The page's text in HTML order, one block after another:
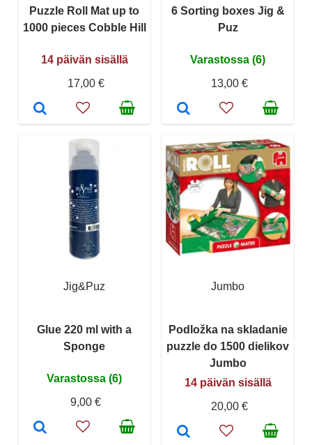
Puzzle Roll Mat up to
1000 pieces Cobble Hill
14 päivän sisällä
17,00 €
6 Sorting boxes Jig &
Puz
Varastossa (6)
13,00 €
Jig&Puz
Glue 220 ml with a
Sponge
Varastossa (6)
9,00 €
Jumbo
Podložka na skladanie
puzzle do 1500 dielikov
Jumbo
14 päivän sisällä
20,00 €